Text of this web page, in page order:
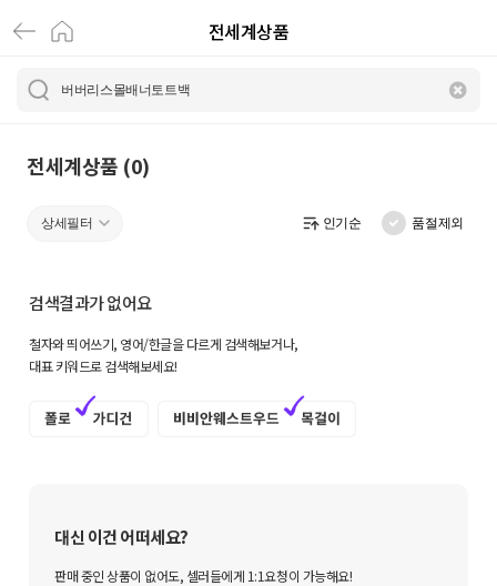
전
세
상
로
켓
전세계상품
전세계상품 (0)
상세필터 인기순 품절제외
검색결과가 없어요
철자와 띄어쓰기, 영어/한글을 다르게 검색해보거나,
대표 키워드로 검색해보세요!
대신 이건 어떠세요?
판매 중인 상품이 없어도, 셀러들에게 1:1요청이 가능해요!